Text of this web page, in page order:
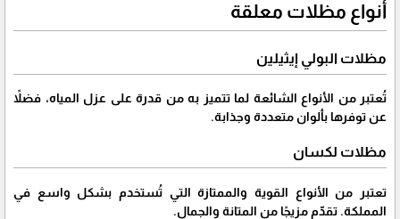
أنواع مظلات معلقة
مظلات البولي إيثيلين
تُعتبر من الأنواع الشائعة لما تتميز به من قدرة على عزل المياه، فضلاً
عن توفرها بألوان متعددة وجذابة.
مظلات لكسان
تعتبر من الأنواع القوية والممتازة التي تُستخدم بشكل واسع في
المملكة. تقدّم مزيجًا من المتانة والجمال.